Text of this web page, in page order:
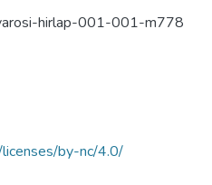
hirlap-001-001-m778
by-nc/4.0/